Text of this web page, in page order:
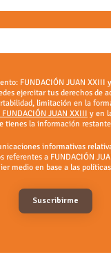
FUNDACIÓN JUAN XXIII
ejercitar tus derechos de
limitación en la
JUAN XXIII y en
tienes la información
informativas
referentes a FUNDACIÓN
medio en base a las